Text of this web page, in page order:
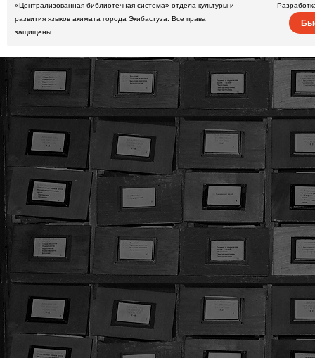
«Централизованная библиотечная система» отдела культуры и
развития языков акимата города Экибастуза. Все права
защищены.